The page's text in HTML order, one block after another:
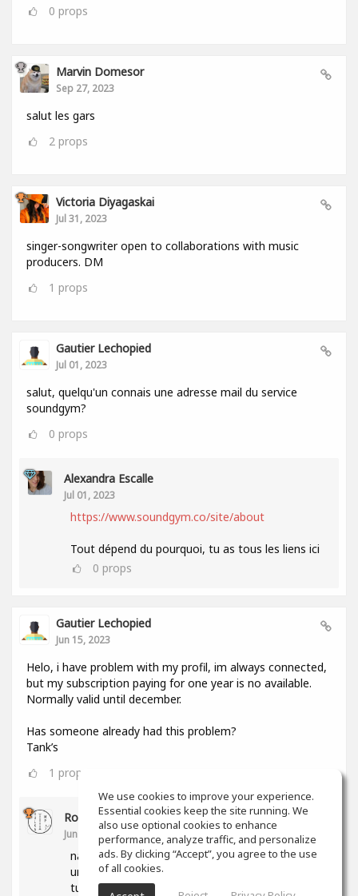
0 props
Marvin Domesor
Sep 27, 2023
salut les gars
2 props
Victoria Diyagaskai
Jul 31, 2023
singer-songwriter open to collaborations with music
producers. DM
1 props
Gautier Lechopied
Jul 01, 2023
salut, quelqu'un connais une adresse mail du service
soundgym?
0 props
Alexandra Escalle
Jul 01, 2023
https://www.soundgym.co/site/about
Tout dépend du pourquoi, tu as tous les liens ici
0 props
Gautier Lechopied
Jun 15, 2023
Helo, i have problem with my profil, im always connected,
but my subscription paying for one year is no available.
Normally valid until december.
Has someone already had this problem?
Tank’s
1 props
Romain Moser
Jun 15, 2023
nan deso mais va voir dans tes parametre y e
une section sur ton abonnement, peut etre que
tu trouveras l'info ici
We use cookies to improve your experience.
Essential cookies keep the site running. We
also use optional cookies to enhance
performance, analyze traffic, and personalize
ads. By clicking “Accept”, you agree to the use
of all cookies.